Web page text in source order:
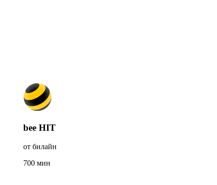
bee HIT
от билайн
700 мин